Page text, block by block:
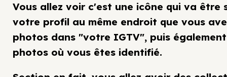
Vous allez voir c'est une icône qui va être
votre profil au même endroit que vous
photos dans "votre IGTV", puis
photos où vous êtes identifié.